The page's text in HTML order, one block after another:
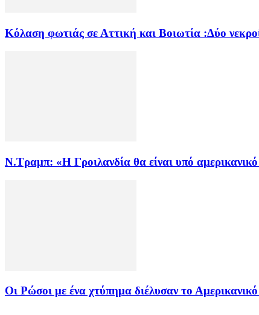
Κόλαση φωτιάς σε Αττική και Βοιωτία :Δύο
Ν.Τραμπ: «Η Γροιλανδία θα είναι υπό
Οι Ρώσοι με ένα χτύπημα διέλυσαν το